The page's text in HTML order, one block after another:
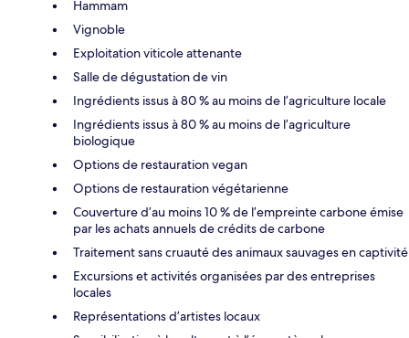
Hammam
Vignoble
Exploitation viticole attenante
Salle de dégustation de vin
Ingrédients issus à 80 % au moins de l’agriculture locale
Ingrédients issus à 80 % au moins de l’agriculture
biologique
Options de restauration vegan
Options de restauration végétarienne
Couverture d’au moins 10 % de l’empreinte carbone émise
par les achats annuels de crédits de carbone
Traitement sans cruauté des animaux sauvages en captivité
Excursions et activités organisées par des entreprises
locales
Représentations d’artistes locaux